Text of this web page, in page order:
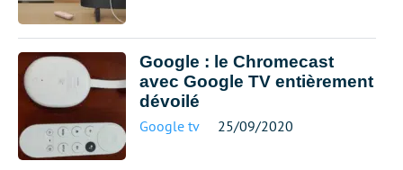
Google : le Chromecast
avec Google TV entièrement
dévoilé
Google tv 25/09/2020